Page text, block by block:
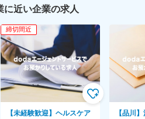
に近い企業の求人
締切間近
【未経験歓迎】ヘルスケア
【品川